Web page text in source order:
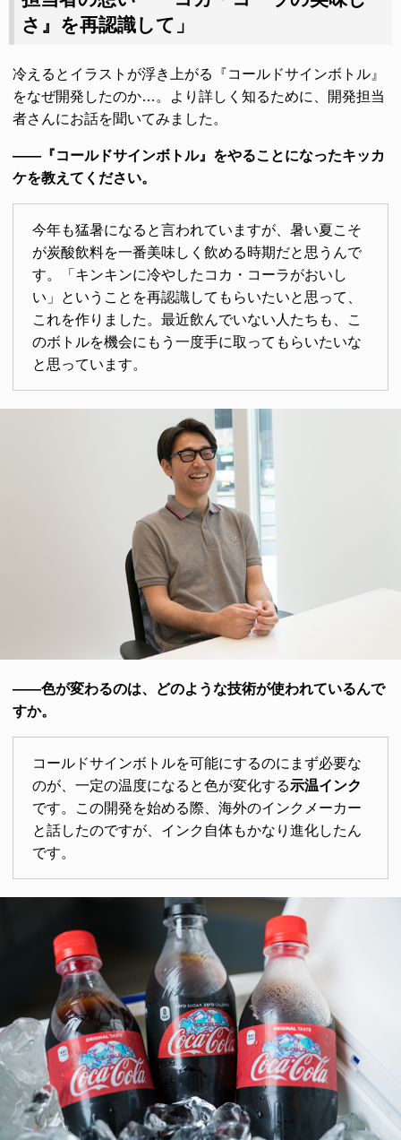
さ』を再認識して」
冷えるとイラストが浮き上がる『コールドサインボトル』
をなぜ開発したのか…。より詳しく知るために、開発担当
者さんにお話を聞いてみました。
――『コールドサインボトル』をやることになったキッカ
ケを教えてください。
今年も猛暑になると言われていますが、暑い夏こそ
が炭酸飲料を一番美味しく飲める時期だと思うんで
す。「キンキンに冷やしたコカ・コーラがおいし
い」ということを再認識してもらいたいと思って、
これを作りました。最近飲んでいない人たちも、こ
のボトルを機会にもう一度手に取ってもらいたいな
と思っています。
――色が変わるのは、どのような技術が使われているんで
すか。
コールドサインボトルを可能にするのにまず必要な
のが、一定の温度になると色が変化する示温インク
です。この開発を始める際、海外のインクメーカー
と話したのですが、インク自体もかなり進化したん
です。